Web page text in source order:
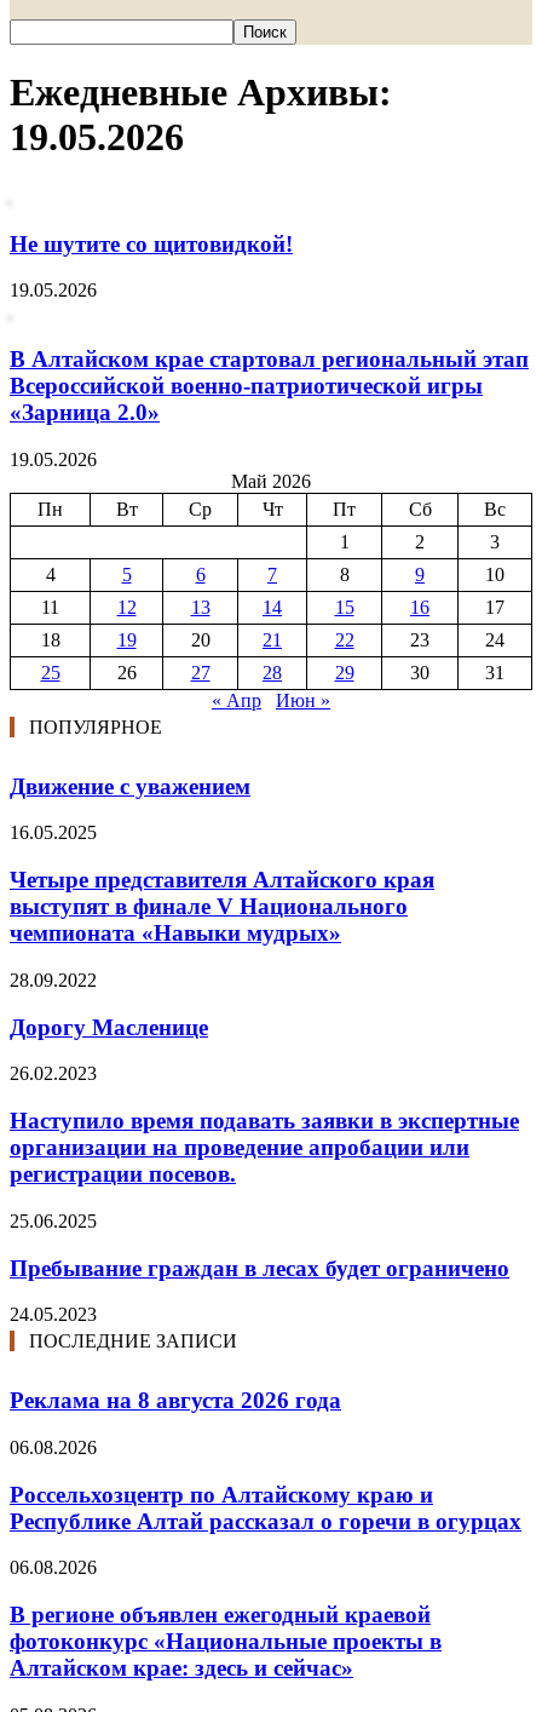
Ежедневные Архивы:
19.05.2026
Не шутите со щитовидкой!
19.05.2026
В Алтайском крае стартовал региональный этап
Всероссийской военно-патриотической игры
«Зарница 2.0»
19.05.2026
Май 2026
Пн
Вт Ср Чт Пт Сб
Вс
1
2
3
4
5 6 7 8 9
10
11
12 13 14 15 16
17
18
19 20 21 22 23
24
25
26 27 28 29 30
31
« Апр
Июн »
ПОПУЛЯРНОЕ
Движение с уважением
16.05.2025
Четыре представителя Алтайского края
выступят в финале V Национального
чемпионата «Навыки мудрых»
28.09.2022
Дорогу Масленице
26.02.2023
Наступило время подавать заявки в экспертные
организации на проведение апробации или
регистрации посевов.
25.06.2025
Пребывание граждан в лесах будет ограничено
24.05.2023
ПОСЛЕДНИЕ ЗАПИСИ
Реклама на 8 августа 2026 года
06.08.2026
Россельхозцентр по Алтайскому краю и
Республике Алтай рассказал о горечи в огурцах
06.08.2026
В регионе объявлен ежегодный краевой
фотоконкурс «Национальные проекты в
Алтайском крае: здесь и сейчас»